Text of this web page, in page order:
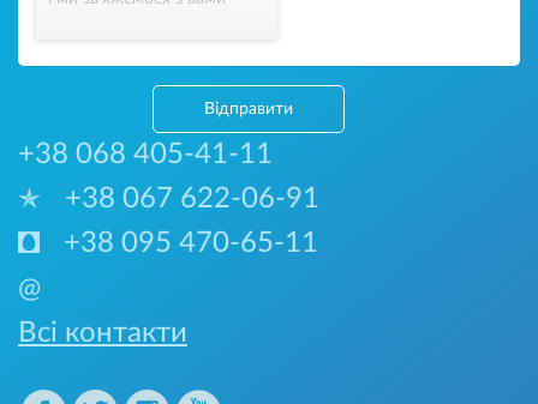
Відправити
+38 068 405-41-11
+38 067 622-06-91
+38 095 470-65-11
@
Всі контакти